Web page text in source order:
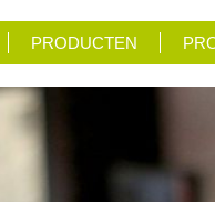
PRODUCTEN